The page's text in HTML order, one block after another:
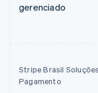
gerenciado
Stripe Brasil
Pagamento